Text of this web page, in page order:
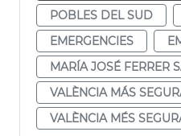
POBLES DEL SUD
EMERGENCIES
MARÍA JOSÉ FERRER
VALÈNCIA MÁS
VALÈNCIA MÉS